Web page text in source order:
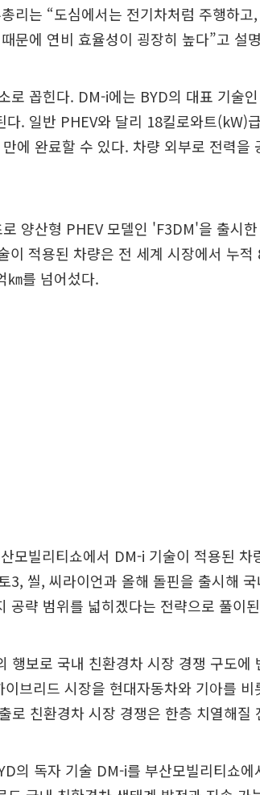
리는 “도심에서는 전기차처럼 주행하고
문에 연비 효율성이 굉장히 높다”고 설
로 꼽힌다. DM-i에는 BYD의 대표 기술
다. 일반 PHEV와 달리 18킬로와트(kW)
에 완료할 수 있다. 차량 외부로 전력을
양산형 PHEV 모델인 'F3DM'을 출시
이 적용된 차량은 전 세계 시장에서 누
㎞를 넘어섰다.
모빌리티쇼에서 DM-i 기술이 적용된 차
3, 씰, 씨라이언과 올해 돌핀을 출시해
공략 범위를 넓히겠다는 전략으로 풀이
행보로 국내 친환경차 시장 경쟁 구도에
브리드 시장을 현대자동차와 기아를
로 친환경차 시장 경쟁은 한층 치열해질
의 독자 기술 DM-i를 부산모빌리티쇼